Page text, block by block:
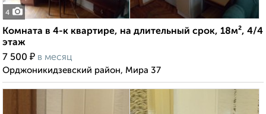
4
Комната в 4-к квартире, на длительный срок, 18м², 4/4
этаж
7 500 ₽ в месяц
Орджоникидзевский район, Мира 37